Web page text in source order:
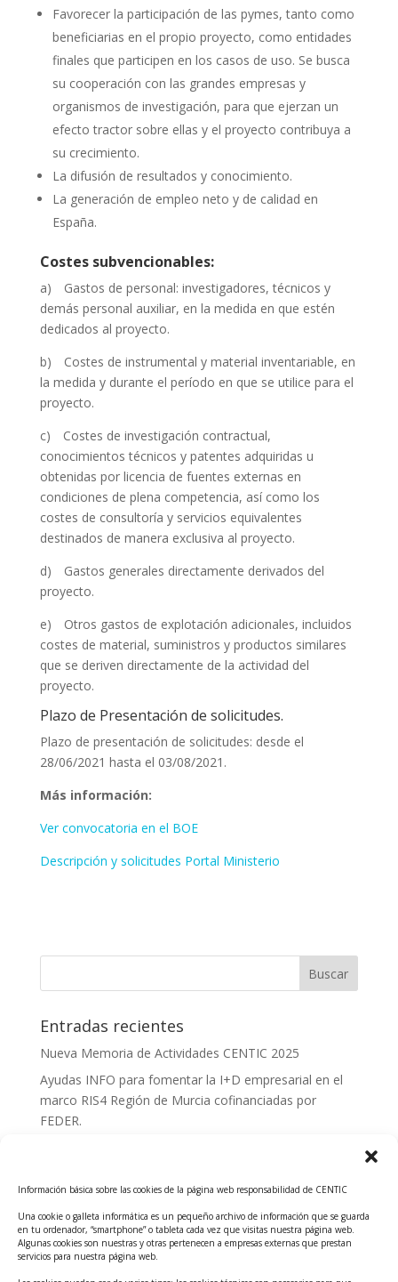
Información básica sobre las cookies de la página web responsabilidad de CENTIC
Una cookie o galleta informática es un pequeño archivo de información que se guarda
en tu ordenador, “smartphone” o tableta cada vez que visitas nuestra página web.
Algunas cookies son nuestras y otras pertenecen a empresas externas que prestan
servicios para nuestra página web.
Favorecer la participación de las pymes, tanto como
beneficiarias en el propio proyecto, como entidades
finales que participen en los casos de uso. Se busca
su cooperación con las grandes empresas y
organismos de investigación, para que ejerzan un
efecto tractor sobre ellas y el proyecto contribuya a
su crecimiento.
La difusión de resultados y conocimiento.
La generación de empleo neto y de calidad en
España.
Costes subvencionables:
a) Gastos de personal: investigadores, técnicos y
demás personal auxiliar, en la medida en que estén
dedicados al proyecto.
b) Costes de instrumental y material inventariable, en
la medida y durante el período en que se utilice para el
proyecto.
c) Costes de investigación contractual,
conocimientos técnicos y patentes adquiridas u
obtenidas por licencia de fuentes externas en
condiciones de plena competencia, así como los
costes de consultoría y servicios equivalentes
destinados de manera exclusiva al proyecto.
d) Gastos generales directamente derivados del
proyecto.
e) Otros gastos de explotación adicionales, incluidos
costes de material, suministros y productos similares
que se deriven directamente de la actividad del
proyecto.
Plazo de Presentación de solicitudes.
Plazo de presentación de solicitudes: desde el
28/06/2021 hasta el 03/08/2021.
Más información:
Ver convocatoria en el BOE
Descripción y solicitudes Portal Ministerio
Entradas recientes
Nueva Memoria de Actividades CENTIC 2025
Ayudas INFO para fomentar la I+D empresarial en el
marco RIS4 Región de Murcia cofinanciadas por
FEDER.
Tecnológicos 2ª ed.
Ayudas INFO para el apoyo a las empresas
innovadoras con potencial tecnológico y escalables
Convocatoria Cheque de Innovación. Ayudas INFO